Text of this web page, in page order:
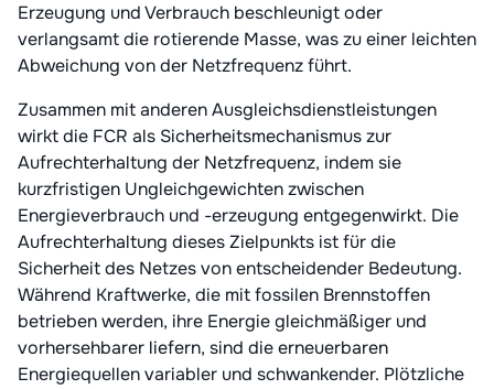
Erzeugung und Verbrauch beschleunigt oder
verlangsamt die rotierende Masse, was zu einer leichten
Abweichung von der Netzfrequenz führt.
Zusammen mit anderen Ausgleichsdienstleistungen
wirkt die FCR als Sicherheitsmechanismus zur
Aufrechterhaltung der Netzfrequenz, indem sie
kurzfristigen Ungleichgewichten zwischen
Energieverbrauch und -erzeugung entgegenwirkt. Die
Aufrechterhaltung dieses Zielpunkts ist für die
Sicherheit des Netzes von entscheidender Bedeutung.
Während Kraftwerke, die mit fossilen Brennstoffen
betrieben werden, ihre Energie gleichmäßiger und
vorhersehbarer liefern, sind die erneuerbaren
Energiequellen variabler und schwankender. Plötzliche